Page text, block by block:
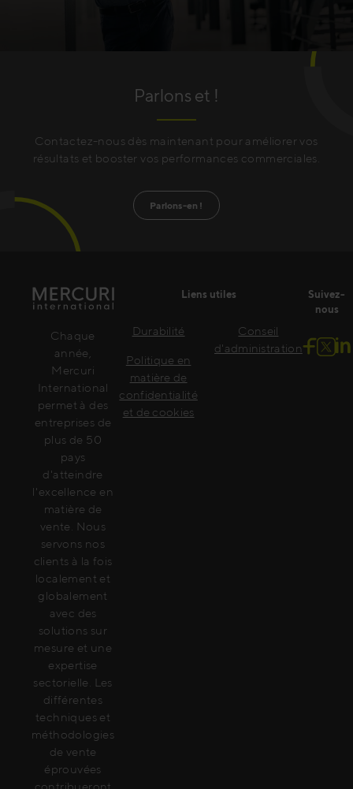
Parlons et !
Contactez-nous dès maintenant pour améliorer vos
résultats et booster vos performances commerciales.
Parlons-en !
Chaque
année,
Mercuri
International
permet à des
entreprises de
plus de 50
pays
d'atteindre
l'excellence en
matière de
vente. Nous
servons nos
clients à la fois
localement et
globalement
avec des
solutions sur
mesure et une
expertise
sectorielle. Les
différentes
techniques et
méthodologies
de vente
éprouvées
Liens utiles
Durabilité
Politique en
matière de
confidentialité
et de cookies
Conseil
d'administration
Suivez-
nous